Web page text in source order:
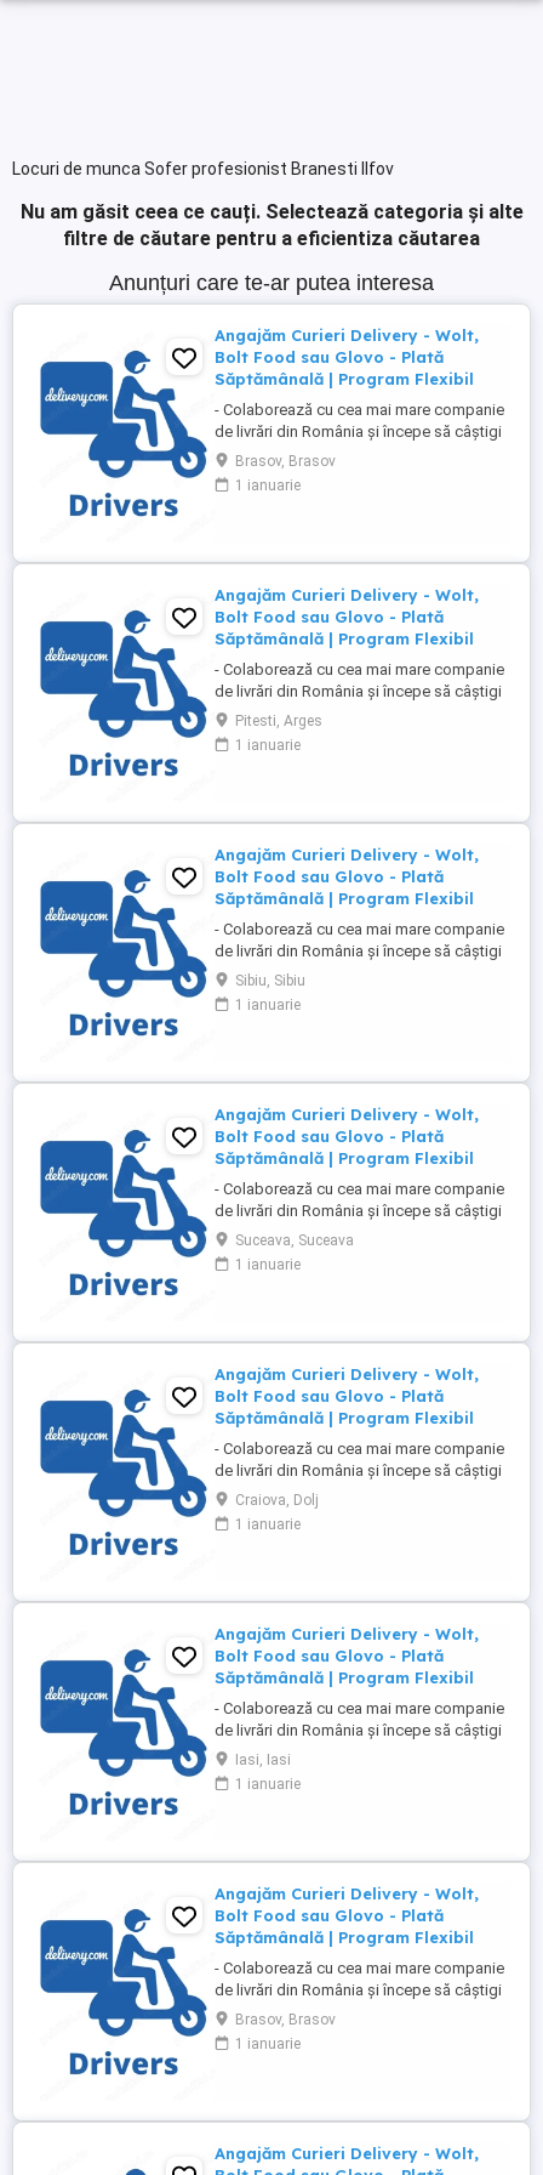
Locuri de munca Sofer profesionist Branesti Ilfov
Nu am găsit ceea ce cauți. Selectează categoria și alte
filtre de căutare pentru a eficientiza căutarea
Anunțuri care te-ar putea interesa
Angajăm Curieri Delivery - Wolt,
Bolt Food sau Glovo - Plată
Săptămânală | Program Flexibil
- Colaborează cu cea mai mare companie
de livrări din România și începe să câștigi
rapid! - Cerințe: Minim 18 ani Mijloc de
transport propriu (mașină, scuter,
motocicletă sau bicicletă) Telefon mobil
atractive ...
Brasov, Brasov
1 ianuarie
Angajăm Curieri Delivery - Wolt,
Bolt Food sau Glovo - Plată
Săptămânală | Program Flexibil
- Colaborează cu cea mai mare companie
de livrări din România și începe să câștigi
rapid! - Cerințe: Minim 18 ani Mijloc de
transport propriu (mașină, scuter,
motocicletă sau bicicletă) Telefon mobil
atractive ...
Pitesti, Arges
1 ianuarie
Angajăm Curieri Delivery - Wolt,
Bolt Food sau Glovo - Plată
Săptămânală | Program Flexibil
- Colaborează cu cea mai mare companie
de livrări din România și începe să câștigi
rapid! - Cerințe: Minim 18 ani Mijloc de
transport propriu (mașină, scuter,
motocicletă sau bicicletă) Telefon mobil
atractive ...
Sibiu, Sibiu
1 ianuarie
Angajăm Curieri Delivery - Wolt,
Bolt Food sau Glovo - Plată
Săptămânală | Program Flexibil
- Colaborează cu cea mai mare companie
de livrări din România și începe să câștigi
rapid! - Cerințe: Minim 18 ani Mijloc de
transport propriu (mașină, scuter,
motocicletă sau bicicletă) Telefon mobil
atractive ...
Suceava, Suceava
1 ianuarie
Angajăm Curieri Delivery - Wolt,
Bolt Food sau Glovo - Plată
Săptămânală | Program Flexibil
- Colaborează cu cea mai mare companie
de livrări din România și începe să câștigi
rapid! - Cerințe: Minim 18 ani Mijloc de
transport propriu (mașină, scuter,
motocicletă sau bicicletă) Telefon mobil
atractive ...
Craiova, Dolj
1 ianuarie
Angajăm Curieri Delivery - Wolt,
Bolt Food sau Glovo - Plată
Săptămânală | Program Flexibil
- Colaborează cu cea mai mare companie
de livrări din România și începe să câștigi
rapid! - Cerințe: Minim 18 ani Mijloc de
transport propriu (mașină, scuter,
motocicletă sau bicicletă) Telefon mobil
atractive ...
Iasi, Iasi
1 ianuarie
Angajăm Curieri Delivery - Wolt,
Bolt Food sau Glovo - Plată
Săptămânală | Program Flexibil
- Colaborează cu cea mai mare companie
de livrări din România și începe să câștigi
rapid! - Cerințe: Minim 18 ani Mijloc de
transport propriu (mașină, scuter,
motocicletă sau bicicletă) Telefon mobil
atractive ...
Brasov, Brasov
1 ianuarie
Angajăm Curieri Delivery - Wolt,